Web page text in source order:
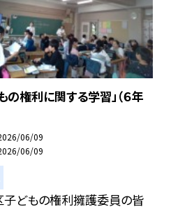
の権利に関する学習」（６年
06/09
06/09
子どもの権利擁護委員の皆